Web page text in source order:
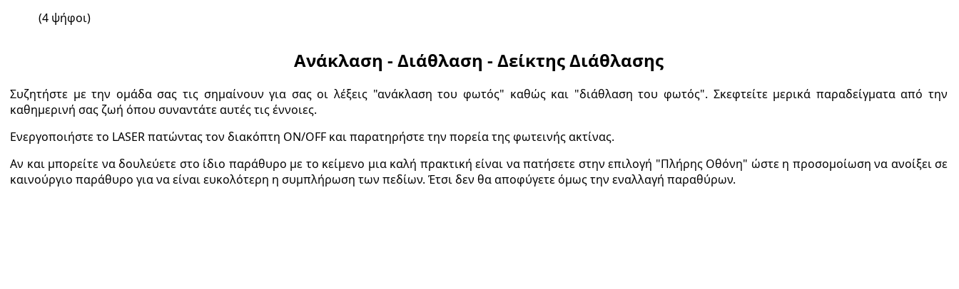
(4 ψήφοι)
Ανάκλαση - Διάθλαση - Δείκτης Διάθλασης
Συζητήστε με την ομάδα σας τις σημαίνουν για σας οι λέξεις "ανάκλαση του φωτός" καθώς και "διάθλαση του φωτός". Σκεφτείτε μερικά παραδείγματα από την
καθημερινή σας ζωή όπου συναντάτε αυτές τις έννοιες.
Ενεργοποιήστε το LASER πατώντας τον διακόπτη ON/OFF και παρατηρήστε την πορεία της φωτεινής ακτίνας.
Αν και μπορείτε να δουλεύετε στο ίδιο παράθυρο με το κείμενο μια καλή πρακτική είναι να πατήσετε στην επιλογή "Πλήρης Οθόνη" ώστε η προσομοίωση να ανοίξει σε
καινούργιο παράθυρο για να είναι ευκολότερη η συμπλήρωση των πεδίων. Έτσι δεν θα αποφύγετε όμως την εναλλαγή παραθύρων.